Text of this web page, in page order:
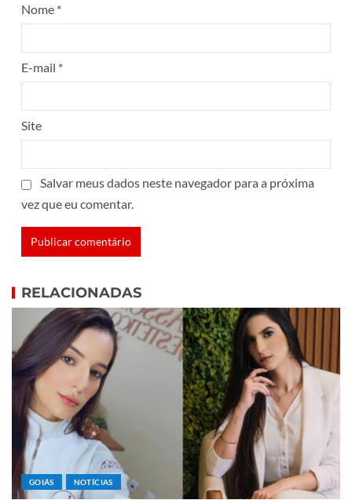
Nome *
E-mail *
Site
Salvar meus dados neste navegador para a próxima
vez que eu comentar.
RELACIONADAS
GOIÁS NOTÍCIAS